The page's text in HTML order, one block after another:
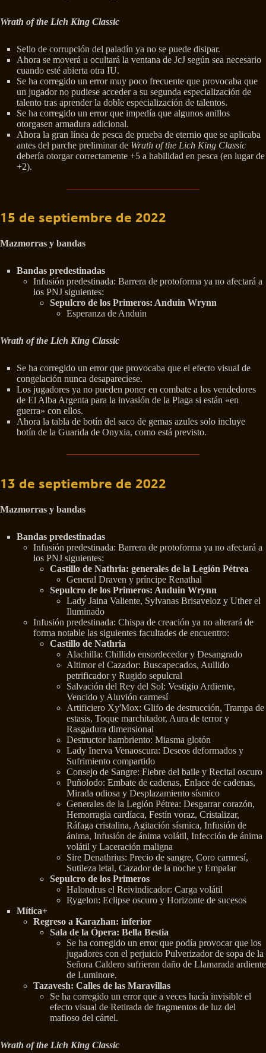
Wrath of the Lich King Classic
Sello de corrupción del paladín ya no se puede disipar.
Ahora se moverá u ocultará la ventana de JcJ según sea necesario
cuando esté abierta otra IU.
Se ha corregido un error muy poco frecuente que provocaba que
un jugador no pudiese acceder a su segunda especialización de
talento tras aprender la doble especialización de talentos.
Se ha corregido un error que impedía que algunos anillos
otorgasen armadura adicional.
Ahora la gran línea de pesca de prueba de eternio que se aplicaba
antes del parche preliminar de Wrath of the Lich King Classic
debería otorgar correctamente +5 a habilidad en pesca (en lugar de
+2).
15 de septiembre de 2022
Mazmorras y bandas
Bandas predestinadas
Infusión predestinada: Barrera de protoforma ya no afectará a
los PNJ siguientes:
Sepulcro de los Primeros: Anduin Wrynn
Esperanza de Anduin
Wrath of the Lich King Classic
Se ha corregido un error que provocaba que el efecto visual de
congelación nunca desapareciese.
Los jugadores ya no pueden poner en combate a los vendedores
de El Alba Argenta para la invasión de la Plaga si están «en
guerra» con ellos.
Ahora la tabla de botín del saco de gemas azules solo incluye
botín de la Guarida de Onyxia, como está previsto.
13 de septiembre de 2022
Mazmorras y bandas
Bandas predestinadas
Infusión predestinada: Barrera de protoforma ya no afectará a
los PNJ siguientes:
Castillo de Nathria: generales de la Legión Pétrea
General Draven y príncipe Renathal
Sepulcro de los Primeros: Anduin Wrynn
Lady Jaina Valiente, Sylvanas Brisaveloz y Uther el
Iluminado
Infusión predestinada: Chispa de creación ya no alterará de
forma notable las siguientes facultades de encuentro:
Castillo de Nathria
Alachilla: Chillido ensordecedor y Desangrado
Altimor el Cazador: Buscapecados, Aullido
petrificador y Rugido sepulcral
Salvación del Rey del Sol: Vestigio Ardiente,
Vencido y Aluvión carmesí
Artificiero Xy'Mox: Glifo de destrucción, Trampa de
estasis, Toque marchitador, Aura de terror y
Rasgadura dimensional
Destructor hambriento: Miasma glotón
Lady Inerva Venaoscura: Deseos deformados y
Sufrimiento compartido
Consejo de Sangre: Fiebre del baile y Recital oscuro
Puñolodo: Embate de cadenas, Enlace de cadenas,
Mirada odiosa y Desplazamiento sísmico
Generales de la Legión Pétrea: Desgarrar corazón,
Hemorragia cardíaca, Festín voraz, Cristalizar,
Ráfaga cristalina, Agitación sísmica, Infusión de
ánima, Infusión de ánima volátil, Infección de ánima
volátil y Laceración maligna
Sire Denathrius: Precio de sangre, Coro carmesí,
Sutileza letal, Cazador de la noche y Empalar
Sepulcro de los Primeros
Halondrus el Reivindicador: Carga volátil
Rygelon: Eclipse oscuro y Horizonte de sucesos
Mítica+
Regreso a Karazhan: inferior
Sala de la Ópera: Bella Bestia
Se ha corregido un error que podía provocar que los
jugadores con el perjuicio Pulverizador de sopa de la
Señora Caldero sufrieran daño de Llamarada ardiente
de Luminore.
Tazavesh: Calles de las Maravillas
Se ha corregido un error que a veces hacía invisible el
efecto visual de Retirada de fragmentos de luz del
mafioso del cártel.
Wrath of the Lich King Classic